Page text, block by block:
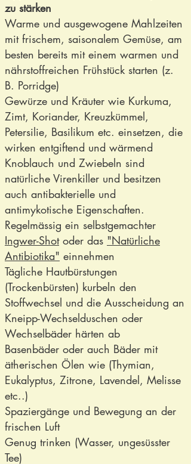
zu stärken
Warme und ausgewogene Mahlzeiten
mit frischem, saisonalem Gemüse, am
besten bereits mit einem warmen und
nährstoffreichen Frühstück starten (z.
B. Porridge)
Gewürze und Kräuter wie Kurkuma,
Zimt, Koriander, Kreuzkümmel,
Petersilie, Basilikum etc. einsetzen, die
wirken entgiftend und wärmend
Knoblauch und Zwiebeln sind
natürliche Virenkiller und besitzen
auch antibakterielle und
antimykotische Eigenschaften.
Regelmässig ein selbstgemachter
Ingwer-Shotoder das "Natürliche
Antibiotika" einnehmen
Tägliche Hautbürstungen
(Trockenbürsten) kurbeln den
Stoffwechsel und die Ausscheidung an
Kneipp-Wechselduschen oder
Wechselbäder härten ab
Basenbäder oder auch Bäder mit
ätherischen Ölen wie (Thymian,
Eukalyptus, Zitrone, Lavendel, Melisse
etc..)
Spaziergänge und Bewegung an der
frischen Luft
Genug trinken (Wasser, ungesüsster
Tee)